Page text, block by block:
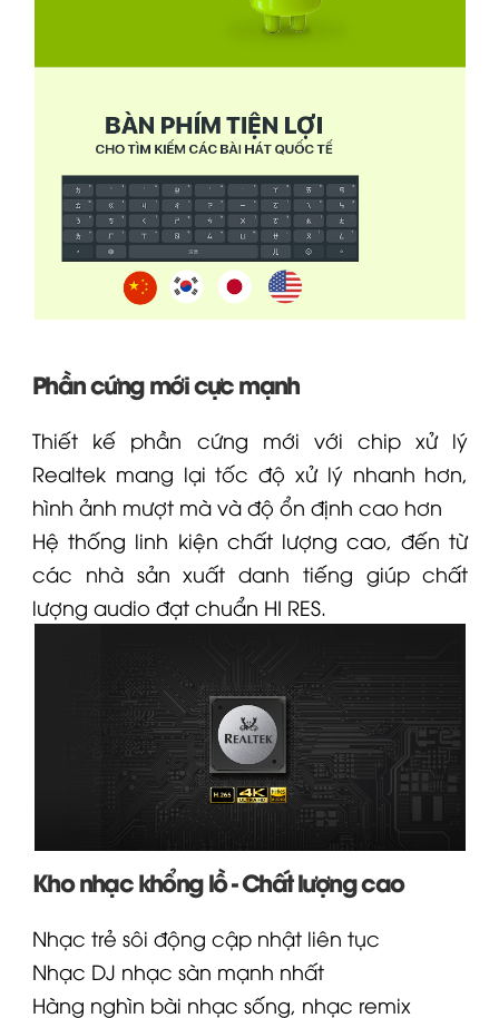
Phần cứng mới cực mạnh
Thiết kế phần cứng mới với chip xử lý
Realtek mang lại tốc độ xử lý nhanh hơn,
hình ảnh mượt mà và độ ổn định cao hơn
Hệ thống linh kiện chất lượng cao, đến từ
các nhà sản xuất danh tiếng giúp chất
lượng audio đạt chuẩn HI RES.
Kho nhạc khổng lồ - Chất lượng cao
Nhạc trẻ sôi động cập nhật liên tục
Nhạc DJ nhạc sàn mạnh nhất
Hàng nghìn bài nhạc sống, nhạc remix